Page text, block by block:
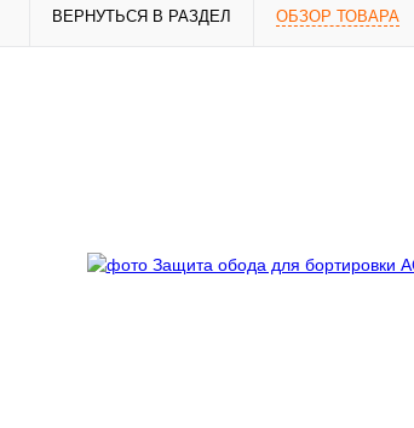
ВЕРНУТЬСЯ В РАЗДЕЛ ОБЗОР ТОВАРА